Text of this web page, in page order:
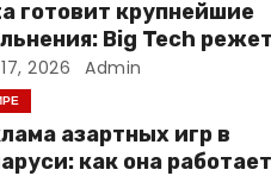
готовит крупнейшие
Big Tech режет
ради искусственного
2026 Admin
азартных игр в
как она работает